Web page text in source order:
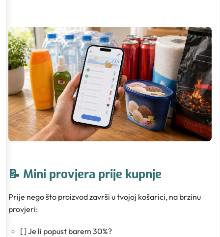
📝 Mini provjera prije kupnje
Prije nego što proizvod završi u tvojoj košarici, na brzinu
provjeri:
[ ] Je li popust barem 30%?